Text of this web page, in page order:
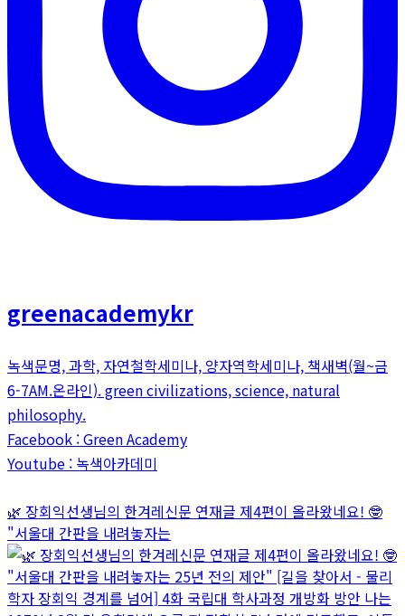
greenacademykr
녹색문명, 과학, 자연철학세미나, 양자역학세미나, 책새벽(월~금
6-7AM.온라인). green civilizations, science, natural
philosophy.
Facebook : Green Academy
Youtube : 녹색아카데미
🌿 장회익선생님의 한겨레신문 연재글 제4편이 올라왔네요! 🤓
"서울대 간판을 내려놓자는